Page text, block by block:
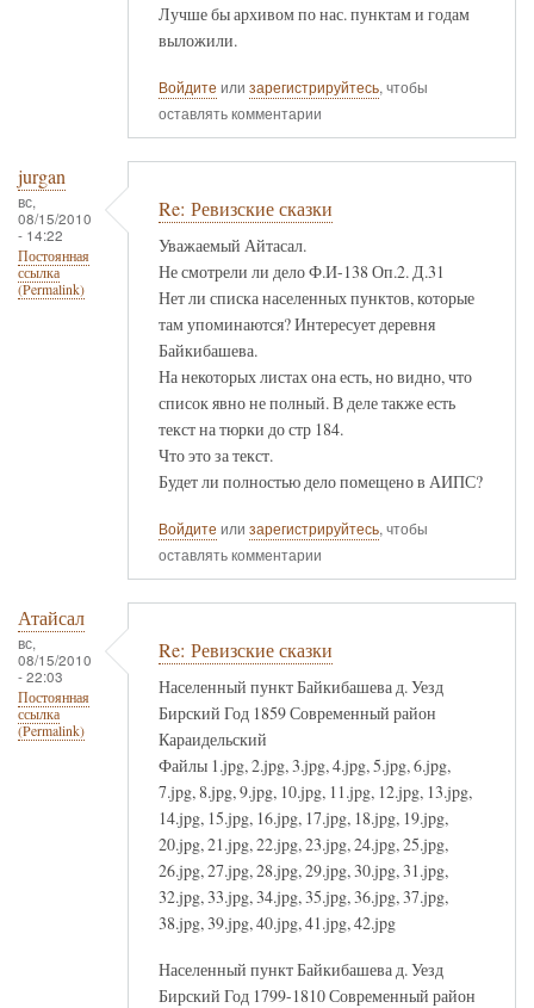
Лучше бы архивом по нас. пунктам и годам
выложили.
Войдите или зарегистрируйтесь, чтобы
оставлять комментарии
jurgan
вс,
08/15/2010
- 14:22
Постоянная
ссылка
(Permalink)
Re: Ревизские сказки
Уважаемый Айтасал.
Не смотрели ли дело Ф.И-138 Оп.2. Д.31
Нет ли списка населенных пунктов, которые
там упоминаются? Интересует деревня
Байкибашева.
На некоторых листах она есть, но видно, что
список явно не полный. В деле также есть
текст на тюрки до стр 184.
Что это за текст.
Будет ли полностью дело помещено в АИПС?
Войдите или зарегистрируйтесь, чтобы
оставлять комментарии
Атайсал
вс,
08/15/2010
- 22:03
Постоянная
ссылка
(Permalink)
Re: Ревизские сказки
Населенный пункт Байкибашева д. Уезд
Бирский Год 1859 Современный район
Караидельский
Файлы 1.jpg, 2.jpg, 3.jpg, 4.jpg, 5.jpg, 6.jpg,
7.jpg, 8.jpg, 9.jpg, 10.jpg, 11.jpg, 12.jpg, 13.jpg,
14.jpg, 15.jpg, 16.jpg, 17.jpg, 18.jpg, 19.jpg,
20.jpg, 21.jpg, 22.jpg, 23.jpg, 24.jpg, 25.jpg,
26.jpg, 27.jpg, 28.jpg, 29.jpg, 30.jpg, 31.jpg,
32.jpg, 33.jpg, 34.jpg, 35.jpg, 36.jpg, 37.jpg,
38.jpg, 39.jpg, 40.jpg, 41.jpg, 42.jpg
Населенный пункт Байкибашева д. Уезд
Бирский Год 1799-1810 Современный район